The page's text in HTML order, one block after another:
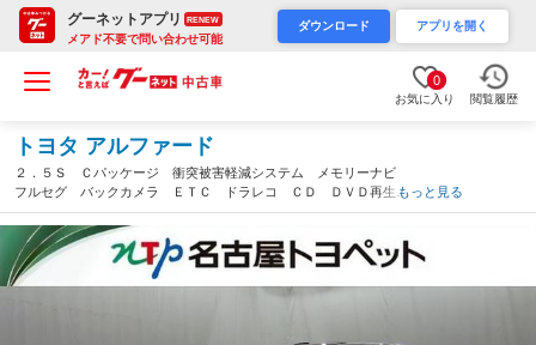
グーネットアプリ RENEW
メアド不要で問い合わせ可能
ダウンロード アプリを開く
0
お気に入り 閲覧履歴
トヨタ アルファード
２．５Ｓ Ｃパッケージ 衝突被害軽減システム メモリーナビ
フルセグ バックカメラ ＥＴＣ ドラレコ ＣＤ ＤＶＤ再生
後席モニター サンルーフ 電動シート オートクルーズコントロ
ール ＬＥＤヘッドランプ 両側電動スライド（愛知県）
もっと見る